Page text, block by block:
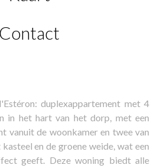
Contact
duplexappartement met 4
in het hart van het dorp, met een
vanuit de woonkamer en twee van
en de groene weide, wat een
geeft. Deze woning biedt alle